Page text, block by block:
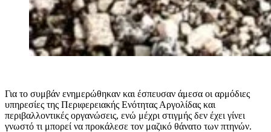
Για το συμβάν ενημερώθηκαν και έσπευσαν άμεσα οι αρμόδιες
υπηρεσίες της Περιφερειακής Ενότητας Αργολίδας και
περιβαλλοντικές οργανώσεις, ενώ μέχρι στιγμής δεν έχει γίνει
γνωστό τι μπορεί να προκάλεσε τον μαζικό θάνατο των πτηνών.